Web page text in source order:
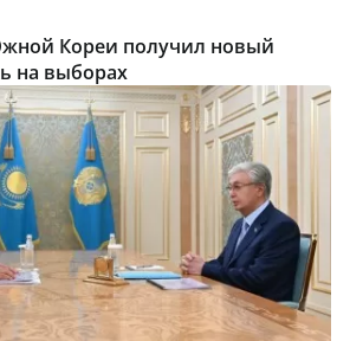
Кореи получил новый
на выборах